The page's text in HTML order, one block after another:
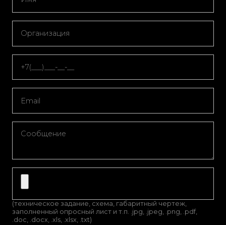
(техническое задание, схема, габаритный чертеж,
заполненный опросный лист и т.п. .jpg, .jpeg, .png, .pdf,
.doc, .docx, .xls, .xlsx, .txt)